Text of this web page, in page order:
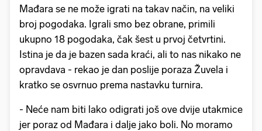
Mađara se ne može igrati na takav način, na veliki
broj pogodaka. Igrali smo bez obrane, primili
ukupno 18 pogodaka, čak šest u prvoj četvrtini.
Istina je da je bazen sada kraći, ali to nas nikako ne
opravdava - rekao je dan poslije poraza Žuvela i
kratko se osvrnuo prema nastavku turnira.
- Neće nam biti lako odigrati još ove dvije utakmice
jer poraz od Mađara i dalje jako boli. No moramo